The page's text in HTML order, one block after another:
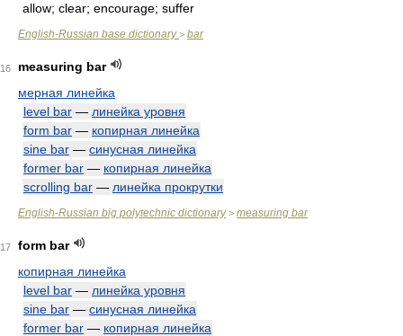
allow; clear; encourage; suffer
English-Russian base dictionary> bar
16
measuring bar
мерная линейка
level bar — линейка уровня
form bar — копирная линейка
sine bar — синусная линейка
former bar — копирная линейка
scrolling bar — линейка прокрутки
English-Russian big polytechnic dictionary> measuring bar
17
form bar
копирная линейка
level bar — линейка уровня
sine bar — синусная линейка
former bar — копирная линейка